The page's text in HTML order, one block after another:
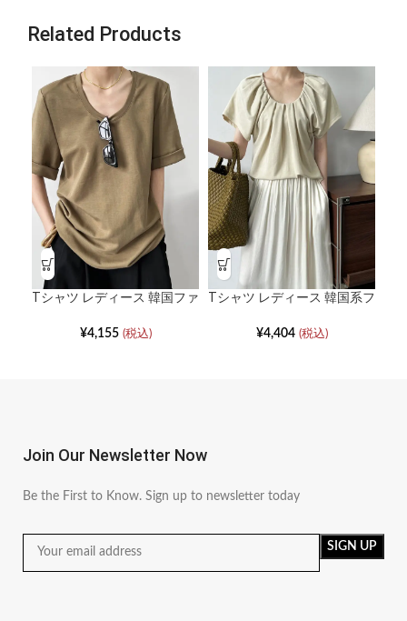
Related Products
Tシャツ レディース 韓国ファ
ートスリーブ
¥4,155 (税込)
Tシャツ レディース 韓国系フ
韓国バブルスリーブトップス
¥4,404 (税込)
Join Our Newsletter Now
Be the First to Know. Sign up to newsletter today